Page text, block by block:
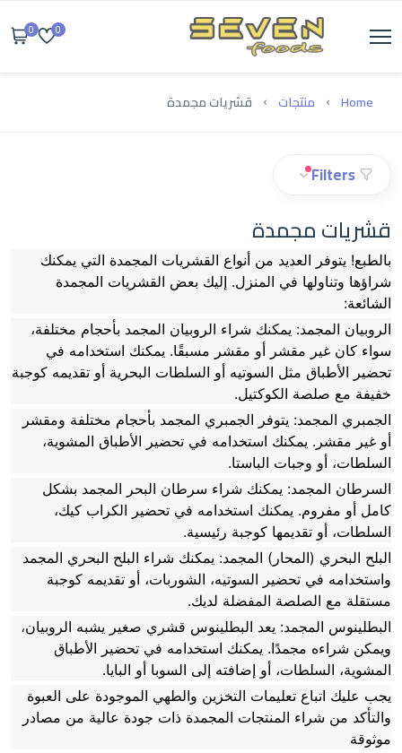
0
0
Home منتجات قشريات مجمدة
Filters
قشريات مجمدة
بالطبع! يتوفر العديد من أنواع القشريات المجمدة التي يمكنك
شراؤها وتناولها في المنزل. إليك بعض القشريات المجمدة
الشائعة:
الروبيان المجمد: يمكنك شراء الروبيان المجمد بأحجام مختلفة،
سواء كان غير مقشر أو مقشر مسبقًا. يمكنك استخدامه في
تحضير الأطباق مثل السوتيه أو السلطات البحرية أو تقديمه كوجبة
خفيفة مع صلصة الكوكتيل.
الجمبري المجمد: يتوفر الجمبري المجمد بأحجام مختلفة ومقشر
أو غير مقشر. يمكنك استخدامه في تحضير الأطباق المشوية،
السلطات، أو وجبات الباستا.
السرطان المجمد: يمكنك شراء سرطان البحر المجمد بشكل
كامل أو مفروم. يمكنك استخدامه في تحضير الكراب كيك،
السلطات، أو تقديمها كوجبة رئيسية.
البلح البحري (المحار) المجمد: يمكنك شراء البلح البحري المجمد
واستخدامه في تحضير السوتيه، الشوربات، أو تقديمه كوجبة
مستقلة مع الصلصة المفضلة لديك.
البطلينوس المجمد: يعد البطلينوس قشري صغير يشبه الروبيان،
ويمكن شراءه مجمدًا. يمكنك استخدامه في تحضير الأطباق
المشوية، السلطات، أو إضافته إلى السوبا أو البايا.
يجب عليك اتباع تعليمات التخزين والطهي الموجودة على العبوة
والتأكد من شراء المنتجات المجمدة ذات جودة عالية من مصادر
موثوقة